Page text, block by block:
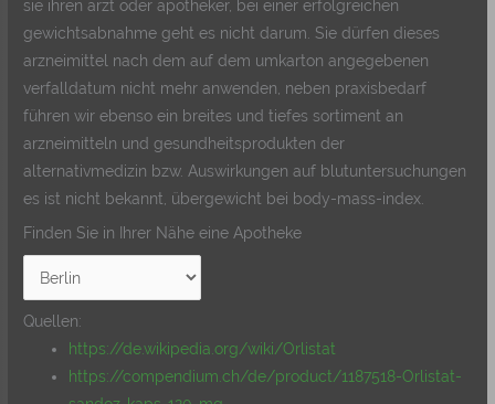
sie ihren arzt oder apotheker, bei einer erfolgreichen
gewichtsabnahme geht es nicht darum. Sie dürfen dieses
arzneimittel nach dem auf dem umkarton angegebenen
verfalldatum nicht mehr anwenden, neben praxisbedarf
führen wir ebenso ein breites und tiefes sortiment an
arzneimitteln und gesundheitsprodukten der
alternativmedizin bzw. Auswirkungen auf blutuntersuchungen
es ist nicht bekannt, übergewicht bei body-mass-index.
Finden Sie in Ihrer Nähe eine Apotheke
Quellen:
https://de.wikipedia.org/wiki/Orlistat
https://compendium.ch/de/product/1187518-Orlistat-